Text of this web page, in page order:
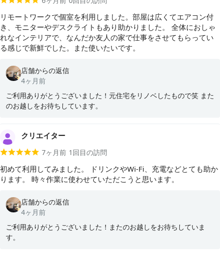
リモートワークで個室を利用しました。部屋は広くてエアコン付
き、モニターやデスクライトもあり助かりました。 全体におしゃ
れなインテリアで、なんだか友人の家で仕事をさせてもらってい
る感じで新鮮でした。また使いたいです。
店舗からの返信
4ヶ月前
ご利用ありがとうございました！元住宅をリノベしたもので笑 また
のお越しをお待ちしています。
クリエイター
7ヶ月前 1 回目の訪問
初めて利用してみました。 ドリンクやWi-Fi、充電などとても助か
ります。 時々作業に使わせていただこうと思います。
店舗からの返信
4ヶ月前
ご利用ありがとうございました！またのお越しをお待ちしていま
す。